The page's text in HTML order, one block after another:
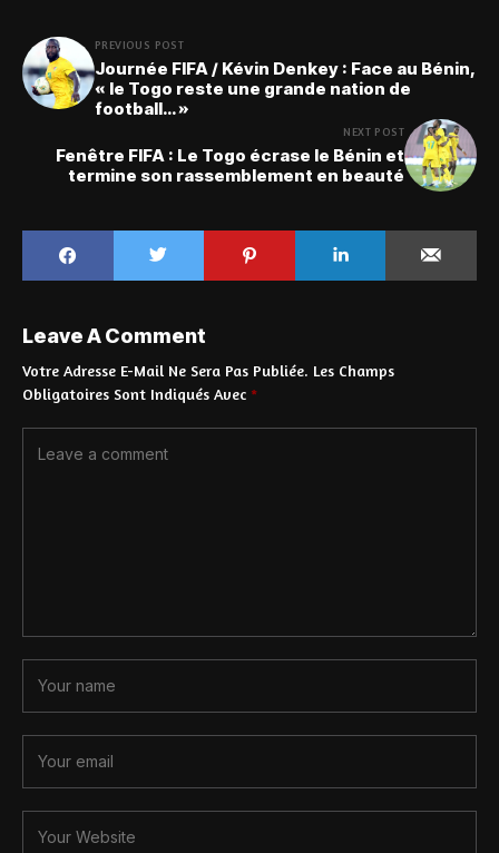
PREVIOUS POST
Journée FIFA / Kévin Denkey : Face au Bénin,
« le Togo reste une grande nation de
football… »
NEXT POST
Fenêtre FIFA : Le Togo écrase le Bénin et
termine son rassemblement en beauté
Leave A Comment
Votre Adresse E-Mail Ne Sera Pas Publiée. Les Champs
Obligatoires Sont Indiqués Avec *